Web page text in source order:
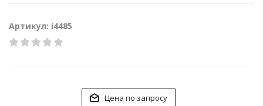
Артикул: i4485
Цена по запросу